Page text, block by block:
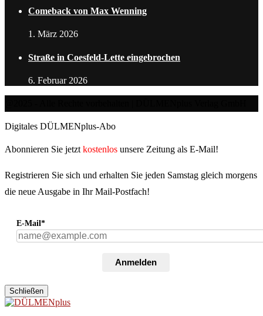
Comeback von Max Wenning
1. März 2026
Straße in Coesfeld-Lette eingebrochen
6. Februar 2026
Digitales DÜLMENplus-Abo
Abonnieren Sie jetzt kostenlos unsere Zeitung als E-Mail!
Registrieren Sie sich und erhalten Sie jeden Samstag gleich morgens
die neue Ausgabe in Ihr Mail-Postfach!
E-Mail*
Anmelden
Schließen